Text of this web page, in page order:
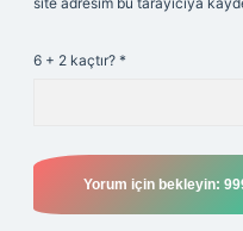
6 + 2 kaçtır? *